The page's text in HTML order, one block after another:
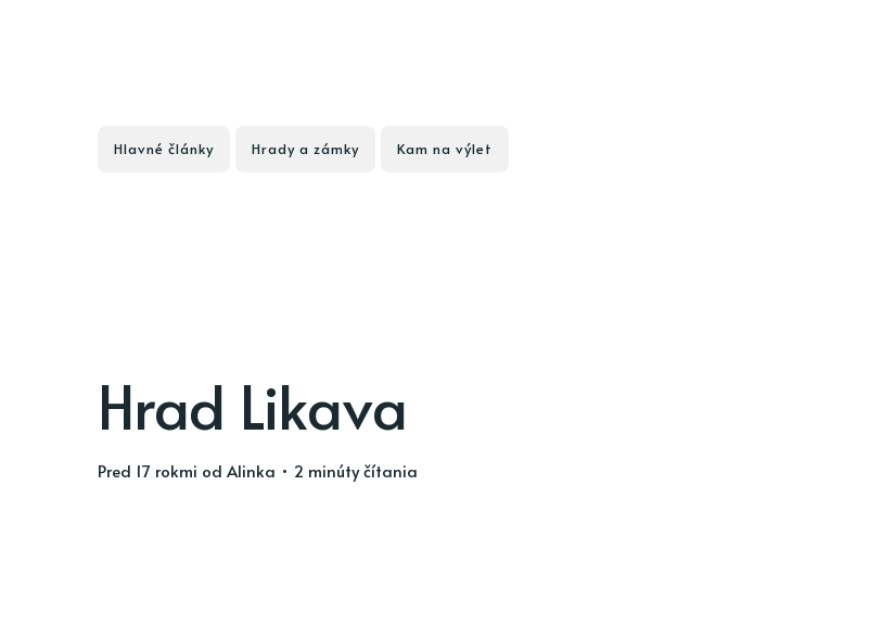
Hlavné články Hrady a zámky Kam na výlet
Hrad Likava
pred 17 rokmi od Alinka • 2 minúty čítania